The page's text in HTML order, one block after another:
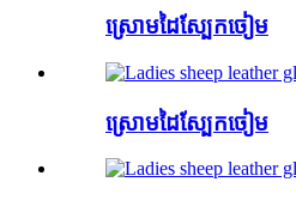
ស្រោមដៃស្បែកចៀម
ស្រោមដៃស្បែកចៀម